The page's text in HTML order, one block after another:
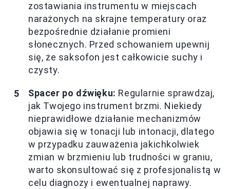
zostawiania instrumentu w miejscach
narażonych na skrajne temperatury oraz
bezpośrednie działanie promieni
słonecznych. Przed schowaniem upewnij
się, że saksofon jest całkowicie suchy i
czysty.
Spacer po dźwięku: Regularnie sprawdzaj,
jak Twojego instrument brzmi. Niekiedy
nieprawidłowe działanie mechanizmów
objawia się w tonacji lub intonacji, dlatego
w przypadku zauważenia jakichkolwiek
zmian w brzmieniu lub trudności w graniu,
warto skonsultować się z profesjonalistą w
celu diagnozy i ewentualnej naprawy.